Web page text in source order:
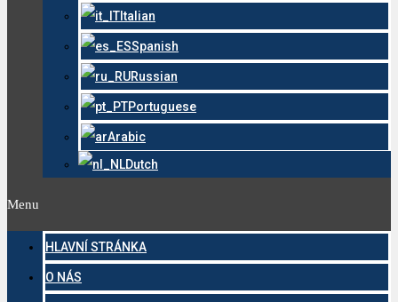
Italian
Spanish
Russian
Portuguese
Arabic
Dutch
Menu
HLAVNÍ STRÁNKA
O NÁS